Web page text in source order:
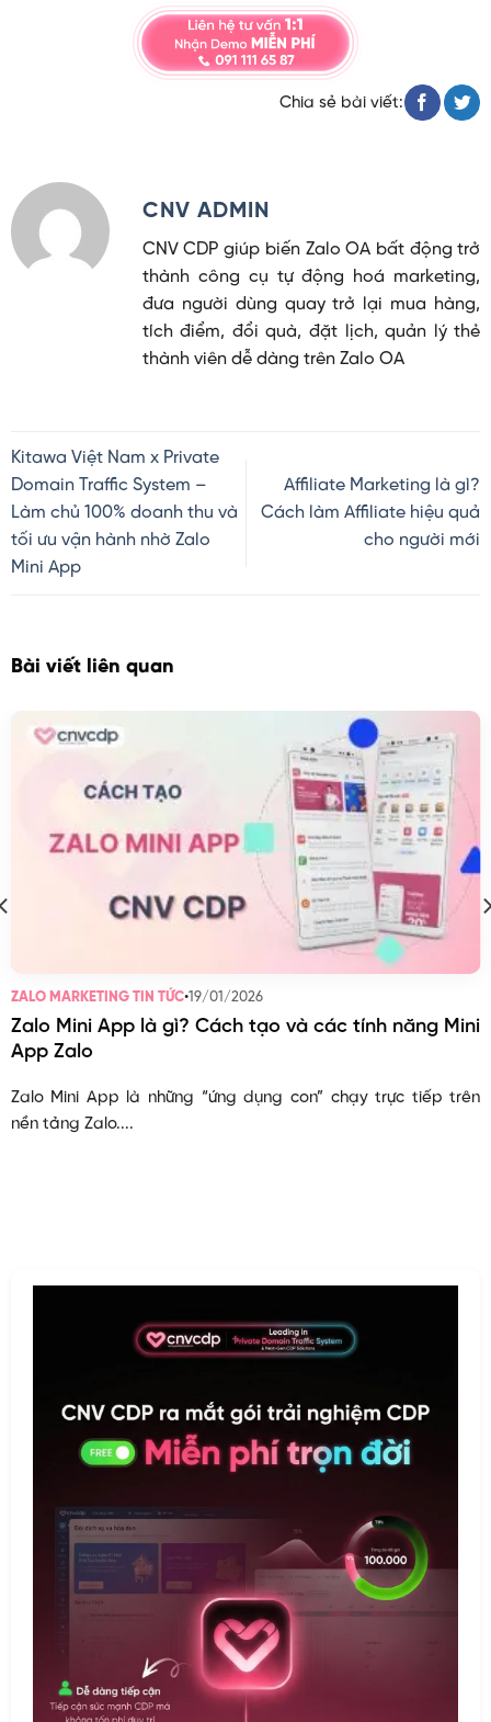
Chia sẻ bài viết:
CNV ADMIN
CNV CDP giúp biến Zalo OA bất động trở
thành công cụ tự động hoá marketing,
đưa người dùng quay trở lại mua hàng,
tích điểm, đổi quà, đặt lịch, quản lý thẻ
thành viên dễ dàng trên Zalo OA
Kitawa Việt Nam x Private
Domain Traffic System –
Làm chủ 100% doanh thu và
tối ưu vận hành nhờ Zalo
Mini App
Affiliate Marketing là gì?
Cách làm Affiliate hiệu quả
cho người mới
Bài viết liên quan
ZALO MARKETING TIN TỨC•19/01/2026
Zalo Mini App là gì? Cách tạo và các tính năng Mini
App Zalo
Zalo Mini App là những “ứng dụng con” chạy trực tiếp trên
nền tảng Zalo....